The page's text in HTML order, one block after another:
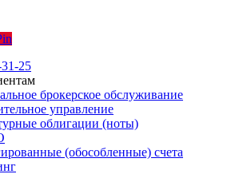
25
брокерское обслуживание
управление
облигации (ноты)
(обособленные) счета